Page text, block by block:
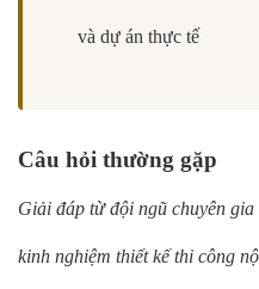
và dự án thực tế
Câu hỏi thường gặp
Giải đáp từ đội ngũ chuyên
kinh nghiệm thiết kế thi công